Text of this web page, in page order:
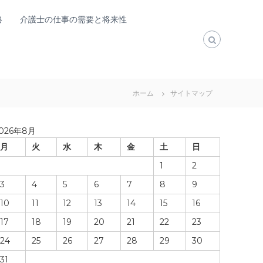
介護士の仕事の需要と将来性
ホーム サイトマップ
年8月
月
火 水 木 金 土
日
1
2
3
4 5 6 7 8
9
10
11 12 13 14 15
16
17
18 19 20 21 22
23
24
25 26 27 28 29
30
31